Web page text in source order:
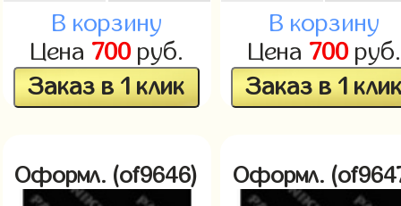
В корзину
Цена 700руб.
Заказ в 1 клик
В корзину
Цена 700руб.
Заказ в 1
Оформл. (of9646) Оформл.